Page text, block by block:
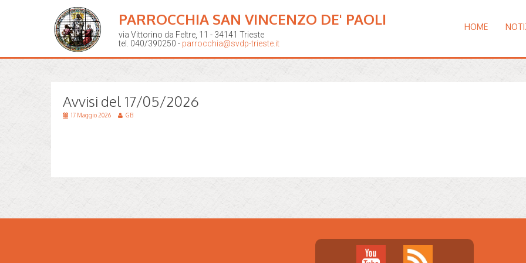
PARROCCHIA SAN VINCENZO DE' PAOLI
via Vittorino da Feltre, 11 - 34141 Trieste
tel. 040/390250 - parrocchia@svdp-trieste.it
HOME
Avvisi del 17/05/2026
17 Maggio 2026 GB